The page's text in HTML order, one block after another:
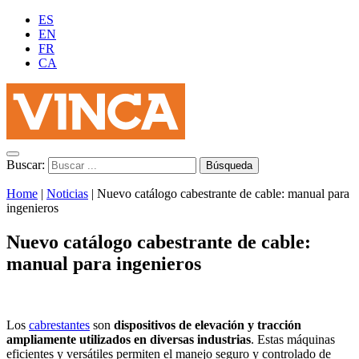
ES
EN
FR
CA
Buscar:
Home | Noticias | Nuevo catálogo cabestrante de cable: manual para
ingenieros
Nuevo catálogo cabestrante de cable:
manual para ingenieros
Los cabrestantes son dispositivos de elevación y tracción
ampliamente utilizados en diversas industrias. Estas máquinas
eficientes y versátiles permiten el manejo seguro y controlado de